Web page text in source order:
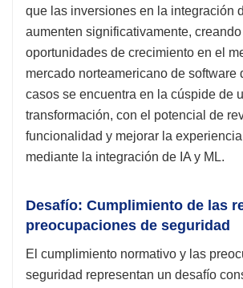
que las inversiones en la integración
aumenten significativamente,
oportunidades de crecimiento en el
mercado norteamericano de software
casos se encuentra en la cúspide de
transformación, con el potencial de
funcionalidad y mejorar la
mediante la integración de IA y ML.
Desafío: Cumplimiento de las
preocupaciones de seguridad
El cumplimiento normativo y las
seguridad representan un desafío